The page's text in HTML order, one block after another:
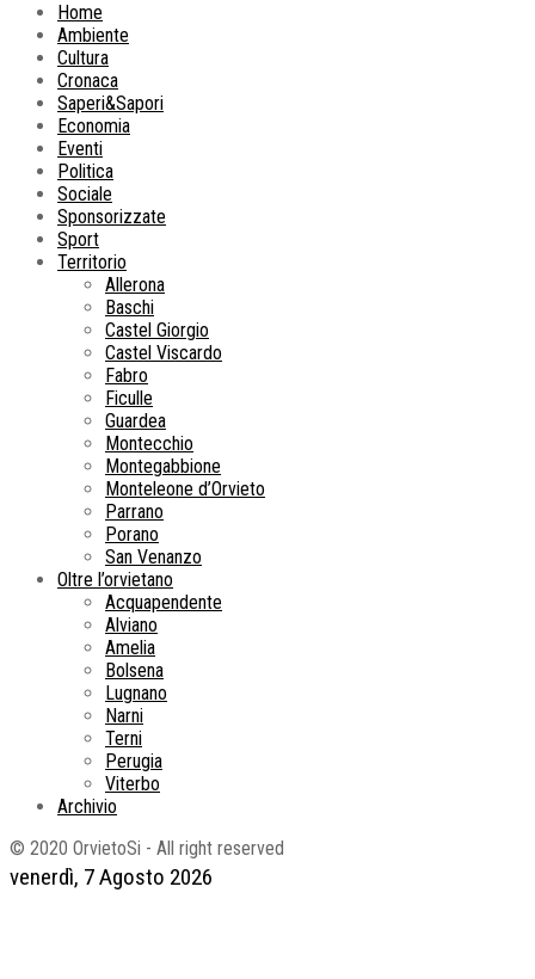
venerdì, 7 Agosto 2026
Home
Ambiente
Cultura
Cronaca
Saperi&Sapori
Economia
Eventi
Politica
Sociale
Sponsorizzate
Sport
Territorio
Allerona
Baschi
Castel Giorgio
Castel Viscardo
Fabro
Ficulle
Guardea
Montecchio
Montegabbione
Monteleone d’Orvieto
Parrano
Porano
San Venanzo
Oltre l’orvietano
Acquapendente
Alviano
Amelia
Bolsena
Lugnano
Narni
Terni
Perugia
Viterbo
Archivio
© 2020 OrvietoSi - All right reserved